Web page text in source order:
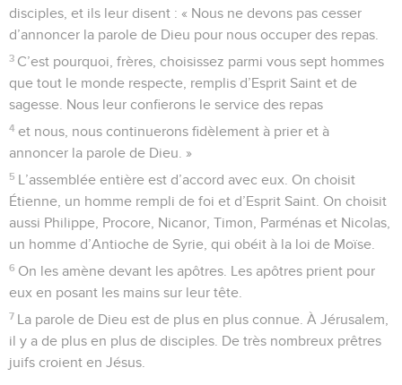
disciples, et ils leur disent : « Nous ne devons pas cesser
d’annoncer la parole de Dieu pour nous occuper des repas.
3 C’est pourquoi, frères, choisissez parmi vous sept hommes
que tout le monde respecte, remplis d’Esprit Saint et de
sagesse. Nous leur confierons le service des repas
4 et nous, nous continuerons fidèlement à prier et à
annoncer la parole de Dieu. »
5 L’assemblée entière est d’accord avec eux. On choisit
Étienne, un homme rempli de foi et d’Esprit Saint. On choisit
aussi Philippe, Procore, Nicanor, Timon, Parménas et Nicolas,
un homme d’Antioche de Syrie, qui obéit à la loi de Moïse.
6 On les amène devant les apôtres. Les apôtres prient pour
eux en posant les mains sur leur tête.
7 La parole de Dieu est de plus en plus connue. À Jérusalem,
il y a de plus en plus de disciples. De très nombreux prêtres
juifs croient en Jésus.